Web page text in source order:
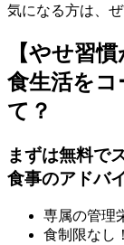
気になる方は、
【やせ習
食生活を
て？
まずは無料で
食事のアドバ
専属の管理
食制限なし